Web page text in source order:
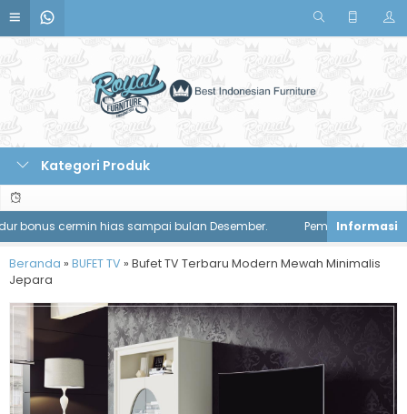
Kategori Produk
cermin hias sampai bulan Desember. Pemesanan meja
Beranda » BUFET TV » Bufet TV Terbaru Modern Mewah Minimalis
Jepara